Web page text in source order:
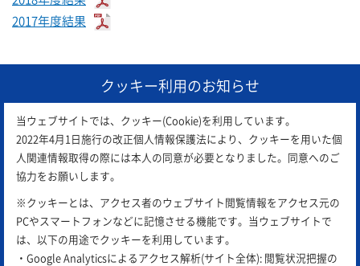
2017年度結果
クッキー利用のお知らせ
当ウェブサイトでは、クッキー(Cookie)を利用しています。
2022年4月1日施行の改正個人情報保護法により、クッキーを用いた個
人関連情報取得の際には本人の同意が必要となりました。同意へのご
協力をお願いします。
※クッキーとは、アクセス者のウェブサイト閲覧情報をアクセス元の
PCやスマートフォンなどに記憶させる機能です。当ウェブサイトで
は、以下の用途でクッキーを利用しています。
・Google Analyticsによるアクセス解析(サイト全体): 閲覧状況把握の